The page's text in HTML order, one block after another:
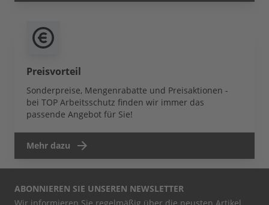
Preisvorteil
Sonderpreise, Mengenrabatte und Preisaktionen -
bei TOP Arbeitsschutz finden wir immer das
passende Angebot für Sie!
Mehr dazu
ABONNIEREN SIE UNSEREN NEWSLETTER